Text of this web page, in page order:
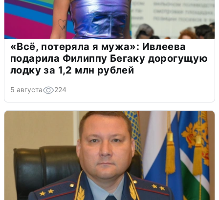
«Всё, потеряла я мужа»: Ивлеева
подарила Филиппу Бегаку дорогущую
лодку за 1,2 млн рублей
5 августа 224